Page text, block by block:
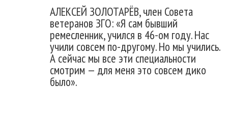
АЛЕКСЕЙ ЗОЛОТАРЁВ, член Совета
ветеранов ЗГО: «Я сам бывший
ремесленник, учился в 46-ом году. Нас
учили совсем по-другому. Но мы учились.
А сейчас мы все эти специальности
смотрим — для меня это совсем дико
было».